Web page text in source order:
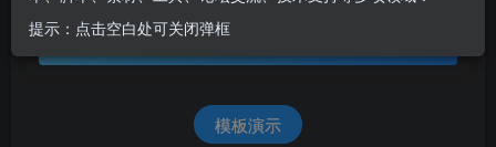
此内容为免费资源，请登录后查看
模板演示
提示：点击空白处可关闭弹框